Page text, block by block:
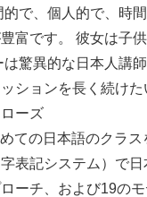
で、個人的で、時
富です。 彼女は子
驚異的な日本人講
ションを長く続けた
ーズ
ての日本語のクラス
表記システム）で
ーチ、および19のモ